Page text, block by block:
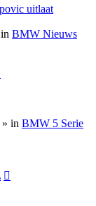
uitlaat
BMW Nieuws
» in BMW 5 Serie